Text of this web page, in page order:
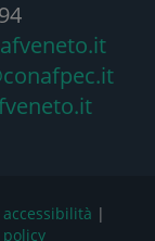
|
policy